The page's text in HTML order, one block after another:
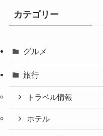
カテゴリー
グルメ
旅行
トラベル情報
ホテル